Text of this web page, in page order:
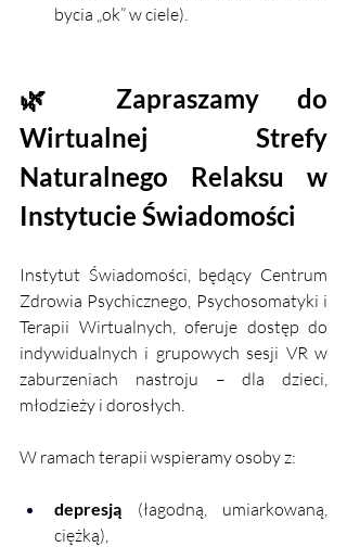
bycia „ok” w ciele).
🌿 Zapraszamy do
Wirtualnej Strefy
Naturalnego Relaksu w
Instytucie Świadomości
Instytut Świadomości, będący Centrum
Zdrowia Psychicznego, Psychosomatyki i
Terapii Wirtualnych, oferuje dostęp do
indywidualnych i grupowych sesji VR w
zaburzeniach nastroju – dla dzieci,
młodzieży i dorosłych.
W ramach terapii wspieramy osoby z:
depresją (łagodną, umiarkowaną,
ciężką),